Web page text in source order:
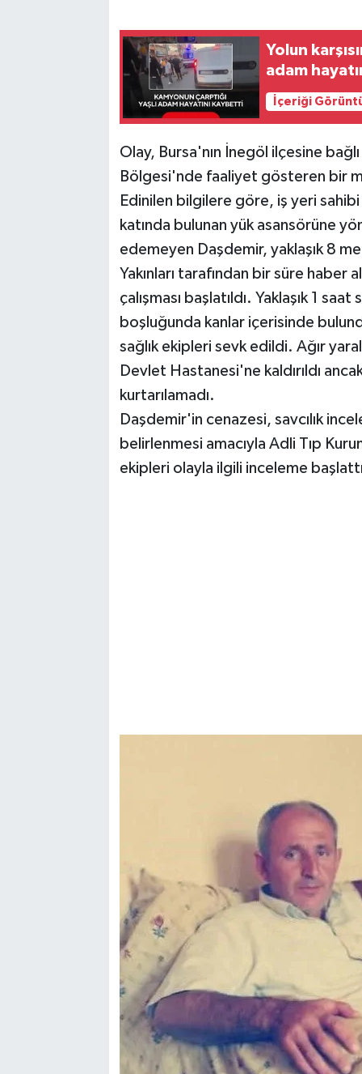
Yolun
adam
İçeriği
Olay, Bursa'nın İnegöl ilçesine
Bölgesi'nde faaliyet gösteren bir
Edinilen bilgilere göre, iş yeri
katında bulunan yük asansörüne
edemeyen Daşdemir, yaklaşık 8
Yakınları tarafından bir süre haber
çalışması başlatıldı. Yaklaşık 1
boşluğunda kanlar içerisinde
sağlık ekipleri sevk edildi. Ağır
Devlet Hastanesi'ne kaldırıldı
kurtarılamadı.
Daşdemir'in cenazesi, savcılık
belirlenmesi amacıyla Adli Tıp
ekipleri olayla ilgili inceleme